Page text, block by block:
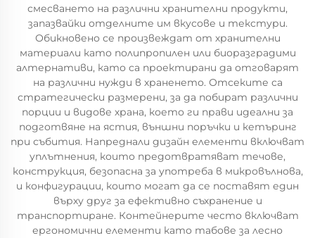
смесването на различни хранителни продукти,
запазвайки отделните им вкусове и текстури.
Обикновено се произвеждат от хранителни
материали като полипропилен или биоразградими
алтернативи, като са проектирани да отговарят
на различни нужди в храненето. Отсеките са
стратегически размерени, за да побират различни
порции и видове храна, което ги прави идеални за
подготвяне на ястия, външни поръчки и кетъринг
при събития. Напреднали дизайн елементи включват
уплътнения, които предотвратяват течове,
конструкция, безопасна за употреба в микровълнова,
и конфигурации, които могат да се поставят един
върху друг за ефективно съхранение и
транспортиране. Контейнерите често включват
ергономични елементи като табове за лесно